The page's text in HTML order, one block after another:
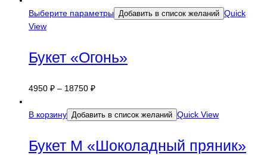
Выберите параметры Добавить в список желаний Quick
View
Букет «Огонь»
4950 ₽ – 18750 ₽
В корзину Добавить в список желаний Quick View
Букет M «Шоколадный пряник»